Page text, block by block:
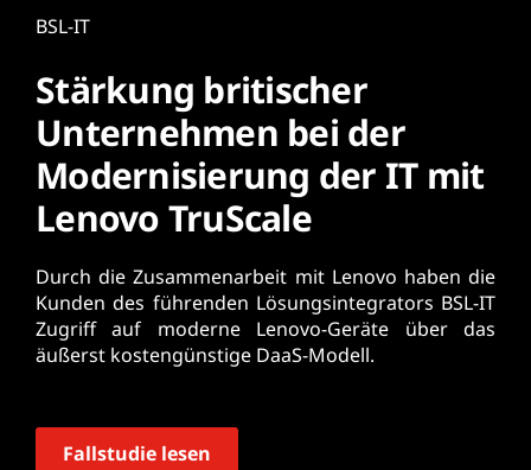
BSL-IT
Stärkung britischer
Unternehmen bei der
Modernisierung der IT mit
Lenovo TruScale
Durch die Zusammenarbeit mit Lenovo haben die
Kunden des führenden Lösungsintegrators BSL-IT
Zugriff auf moderne Lenovo-Geräte über das
äußerst kostengünstige DaaS-Modell.
Fallstudie lesen